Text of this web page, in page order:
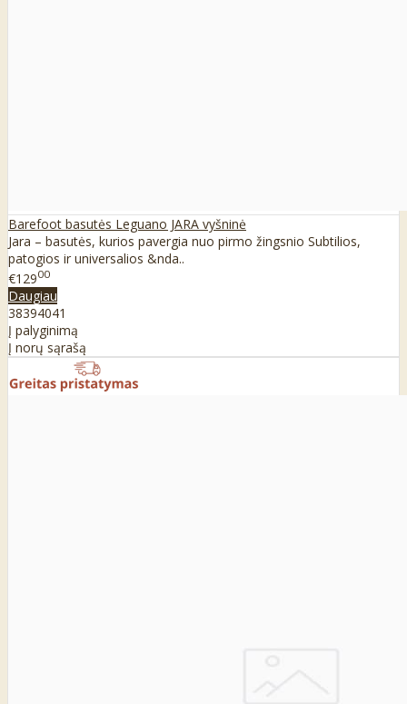
Barefoot basutės Leguano JARA vyšninė
Jara – basutės, kurios pavergia nuo pirmo žingsnio Subtilios,
patogios ir universalios &nda..
€12900
Daugiau
38394041
Į palyginimą
Į norų sąrašą